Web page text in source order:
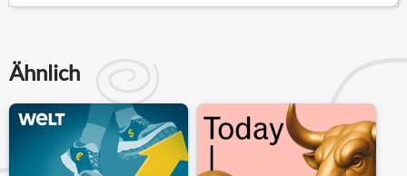
Ähnlich